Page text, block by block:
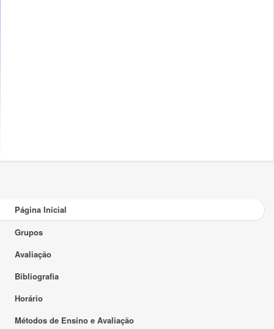
Página Inicial
Grupos
Avaliação
Bibliografia
Horário
Métodos de Ensino e Avaliação